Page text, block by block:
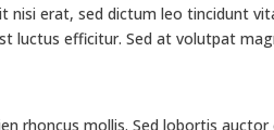
nisi erat, sed dictum leo tincidunt
luctus efficitur. Sed at volutpat
rhoncus mollis. Sed lobortis